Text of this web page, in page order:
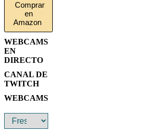
Comprar
en
Amazon
WEBCAMS
EN
DIRECTO
CANAL DE
TWITCH
WEBCAMS